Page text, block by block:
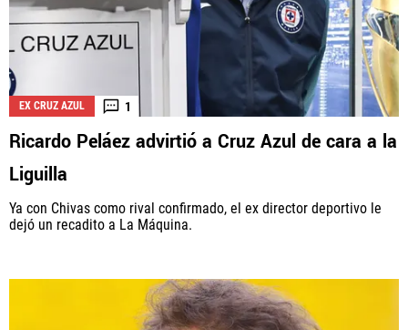
EX CRUZ AZUL 1
Ricardo Peláez advirtió a Cruz Azul de cara a la
Liguilla
Ya con Chivas como rival confirmado, el ex director deportivo le
dejó un recadito a La Máquina.